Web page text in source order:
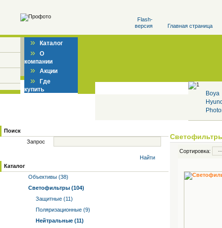
Flash-
версия
Главная страница
» Каталог
» О
компании
» Акции
» Где
купить
Boya
Поиск
Запрос
Найти
Каталог
Объективы (38)
Светофильтры (104)
Защитные (11)
Поляризационные (9)
Нейтральные (11)
Сортировка: